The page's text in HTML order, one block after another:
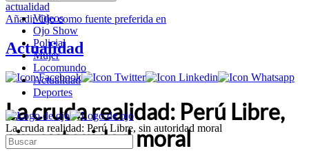
Videos
Ojo Show
Policial
Mujer
Locomundo
Actualidad
Deportes
La cruda realidad: Perú Libre, sin autoridad moral
actualidad
AñadirOjocomo fuente preferida en
Actualidad
La cruda realidad: Perú Libre,
sin autoridad moral